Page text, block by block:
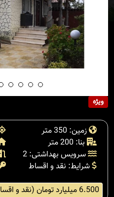
ویژه
زمین: 350 متر
بنا: 200 متر
سرویس بهداشتی: 2
شرایط: نقد و اقساط
6.500 میلیارد تومان (نقد و اقساط)